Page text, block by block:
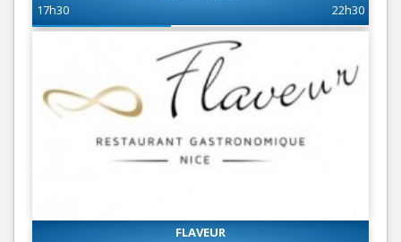
17h30
22h30
FLAVEUR